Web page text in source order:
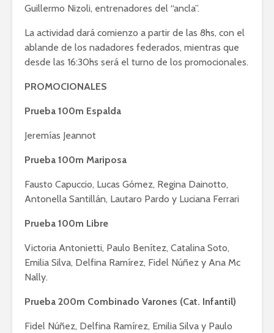
Guillermo Nizoli, entrenadores del “ancla”.
La actividad dará comienzo a partir de las 8hs, con el
ablande de los nadadores federados, mientras que
desde las 16:30hs será el turno de los promocionales.
PROMOCIONALES
Prueba 100m Espalda
Jeremías Jeannot
Prueba 100m Mariposa
Fausto Capuccio, Lucas Gómez, Regina Dainotto,
Antonella Santillán, Lautaro Pardo y Luciana Ferrari
Prueba 100m Libre
Victoria Antonietti, Paulo Benítez, Catalina Soto,
Emilia Silva, Delfina Ramírez, Fidel Núñez y Ana Mc
Nally.
Prueba 200m Combinado Varones (Cat. Infantil)
Fidel Núñez, Delfina Ramírez, Emilia Silva y Paulo